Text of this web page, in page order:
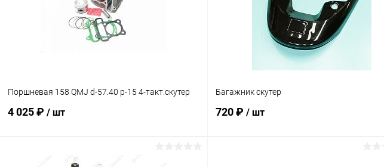
Поршневая 158 QMJ d-57.40 p-15 4-такт.скутер
4 025 ₽ / шт
Багажник скутер
720 ₽ / шт